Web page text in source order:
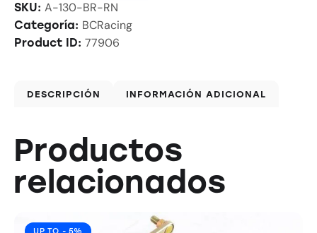
SKU: A-130-BR-RN
Categoría: BCRacing
Product ID: 77906
DESCRIPCIÓN INFORMACIÓN ADICIONAL
Productos
relacionados